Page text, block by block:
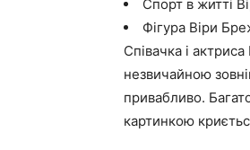
Спорт в житті
Фігура Віри
Співачка і
незвичайною
привабливо.
картинкою